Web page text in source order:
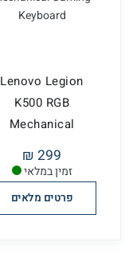
זמין במלאי
Lenovo Legion
K500 RGB
Mechanical
Gaming Keyboard
299 ₪
פרטים מלאים